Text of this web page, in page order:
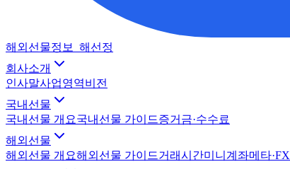
해외선물정보_해선정
회사소개
인사말사업영역비전
국내선물
국내선물 개요국내선물 가이드증거금·수수료
해외선물
해외선물 개요해외선물 가이드거래시간미니계좌메타·FX